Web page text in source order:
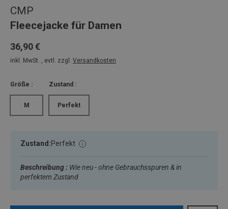
CMP
Fleecejacke für Damen
36,90 €
inkl. MwSt. , evtl. zzgl. Versandkosten
Größe :
M
Zustand :
Perfekt
Zustand:Perfekt
Beschreibung : Wie neu - ohne Gebrauchsspuren & in
perfektem Zustand